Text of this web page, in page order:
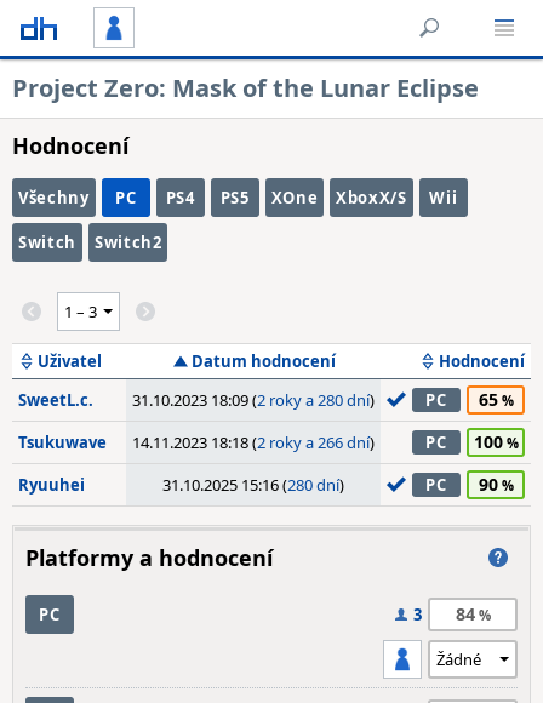
Project Zero: Mask of the Lunar Eclipse
Hodnocení
Všechny PC PS4 PS5 XOne XboxX/S Wii
Switch Switch2
Uživatel Datum hodnocení
Hodnocení
SweetL.c.
31.10.2023 18:09 (2 roky a 280 dní) PC 65
Tsukuwave 14.11.2023 18:18 (2 roky a 266 dní) PC 100
Ryuuhei 31.10.2025 15:16 (280 dní) PC 90
Platformy a hodnocení
PC 3 84